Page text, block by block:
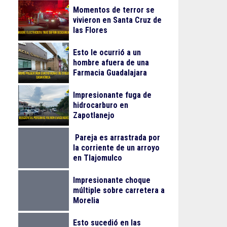
Momentos de terror se
vivieron en Santa Cruz de
las Flores
Esto le ocurrió a un
hombre afuera de una
Farmacia Guadalajara
Impresionante fuga de
hidrocarburo en
Zapotlanejo
Pareja es arrastrada por
la corriente de un arroyo
en Tlajomulco
Impresionante choque
múltiple sobre carretera a
Morelia
Esto sucedió en las